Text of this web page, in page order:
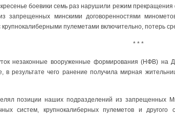
боевики семь раз нарушили режим
запрещенных минскими договоренностями
крупнокалиберными пулеметами включительно, потерь
* * *
незаконные вооруженные формирования (НФВ) на
в результате чего ранение получила мирная
позиции наших подразделений из запрещенных
систем, крупнокалиберных пулеметов и другого